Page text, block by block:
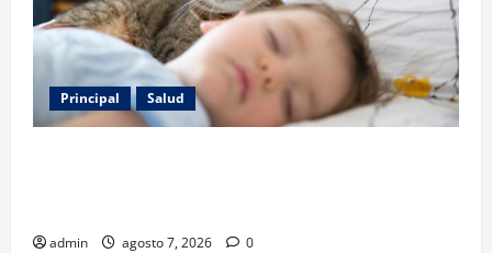
Principal Salud
admin agosto 7, 2026
0